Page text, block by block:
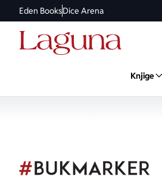
Eden BooksDice Arena
Knjige